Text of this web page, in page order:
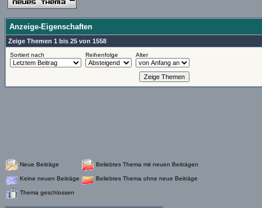
Anzeige-Eigenschaften
Zeige Themen 1 bis 25 von 1558
Sortiert nach Reihenfolge Alter
Neue Beiträge Beliebtes Thema mit neuen Beiträgen
Keine neuen Beiträge Beliebtes Thema ohne neue Beiträge
Thema geschlossen